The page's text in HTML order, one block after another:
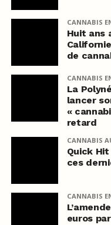
CANNABIS
Huit ans
de
CANNABIS
La
lancer
«
retard
CANNABIS
Quick
ces
CANNABIS
euros